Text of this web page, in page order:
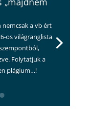
a vb ért
os világranglista
Folytatjuk a
plágium…!